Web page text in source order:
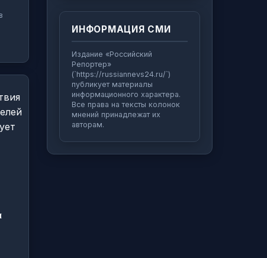
ИНФОРМАЦИЯ СМИ
Издание «Российский
Репортер»
(`https://russiannevs24.ru/`)
публикует материалы
информационного характера.
Все права на тексты колонок
мнений принадлежат их
авторам.